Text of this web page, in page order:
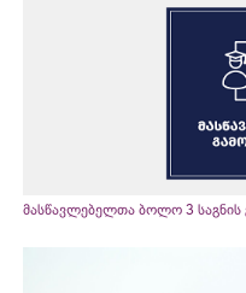
მასწავლებელთა ბოლო 3 საგნის